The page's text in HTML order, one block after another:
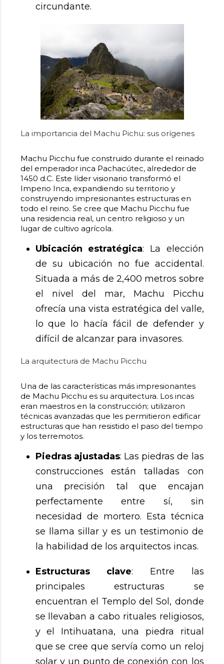
circundante.
La importancia del Machu Pichu: sus orígenes
Machu Picchu fue construido durante el reinado
del emperador inca Pachacútec, alrededor de
1450 d.C. Este líder visionario transformó el
Imperio Inca, expandiendo su territorio y
construyendo impresionantes estructuras en
todo el reino. Se cree que Machu Picchu fue
una residencia real, un centro religioso y un
lugar de cultivo agrícola.
Ubicación estratégica: La elección
de su ubicación no fue accidental.
Situada a más de 2,400 metros sobre
el nivel del mar, Machu Picchu
ofrecía una vista estratégica del valle,
lo que lo hacía fácil de defender y
difícil de alcanzar para invasores.
La arquitectura de Machu Picchu
Una de las características más impresionantes
de Machu Picchu es su arquitectura. Los incas
eran maestros en la construcción; utilizaron
técnicas avanzadas que les permitieron edificar
estructuras que han resistido el paso del tiempo
y los terremotos.
Piedras ajustadas: Las piedras de las
construcciones están talladas con
una precisión tal que encajan
perfectamente entre sí, sin
necesidad de mortero. Esta técnica
se llama sillar y es un testimonio de
la habilidad de los arquitectos incas.
Estructuras clave: Entre las
principales estructuras se
encuentran el Templo del Sol, donde
se llevaban a cabo rituales religiosos,
y el Intihuatana, una piedra ritual
que se cree que servía como un reloj
solar y un punto de conexión con los